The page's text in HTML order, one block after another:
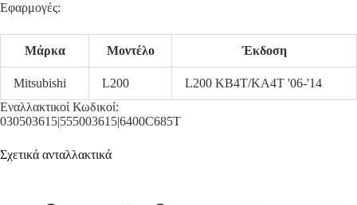
Εφαρμογές:
Μάρκα Μοντέλο Έκδοση
Mitsubishi L200
L200 KB4T/KA4T '06-'14
Εναλλακτικοί Κωδικοί:
030503615|555003615|6400C685T
Σχετικά ανταλλακτικά